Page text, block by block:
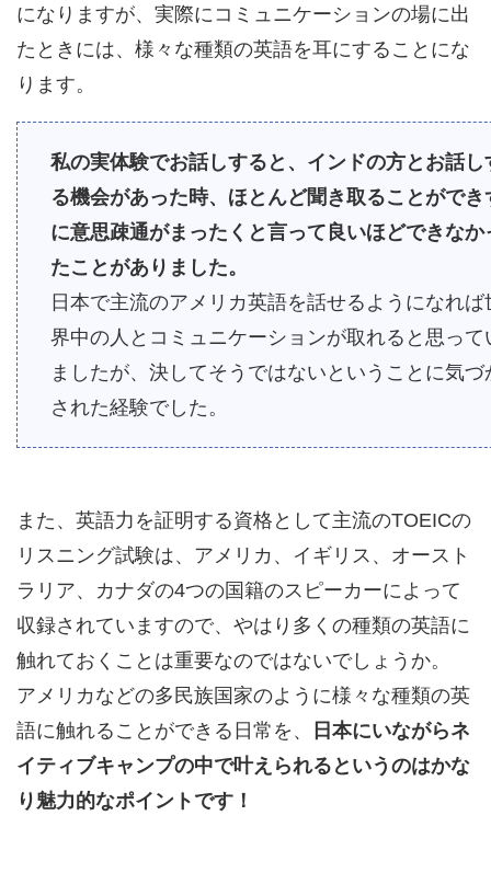
になりますが、実際にコミュニケーションの場に出
たときには、様々な種類の英語を耳にすることにな
ります。
私の実体験でお話しすると、インドの方とお話し
る機会があった時、ほとんど聞き取ることができ
に意思疎通がまったくと言って良いほどできなか
たことがありました。
日本で主流のアメリカ英語を話せるようになれば
界中の人とコミュニケーションが取れると思って
ましたが、決してそうではないということに気づ
された経験でした。
また、英語力を証明する資格として主流のTOEICの
リスニング試験は、アメリカ、イギリス、オースト
ラリア、カナダの4つの国籍のスピーカーによって
収録されていますので、やはり多くの種類の英語に
触れておくことは重要なのではないでしょうか。
アメリカなどの多民族国家のように様々な種類の英
語に触れることができる日常を、
日本にいながらネ
イティブキャンプの中で叶えられるというのはかな
り魅力的なポイントです！